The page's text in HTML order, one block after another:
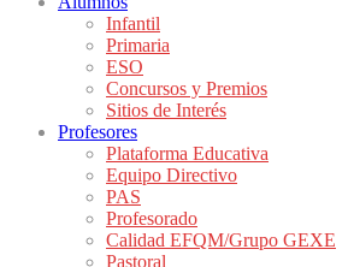
Infantil
Primaria
ESO
Concursos y Premios
Sitios de Interés
Profesores
Plataforma Educativa
Equipo Directivo
PAS
Profesorado
Calidad EFQM/Grupo GEXE
Pastoral